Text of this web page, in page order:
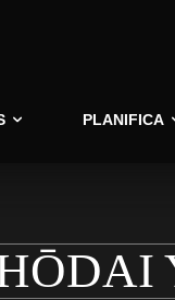
PLANIFICA